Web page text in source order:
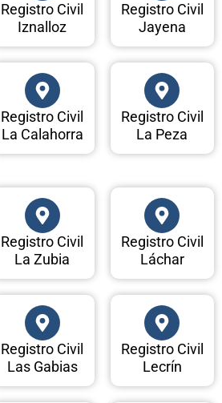
Registro Civil
Iznalloz
Registro Civil
Jayena
Registro Civil
La Calahorra
Registro Civil
La Peza
Registro Civil
La Zubia
Registro Civil
Láchar
Registro Civil
Las Gabias
Registro Civil
Lecrín